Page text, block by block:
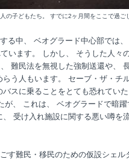
子どもたち。 すでに2ヶ月間をここで過ご
る中、 ベオグラード中心部では、
います。 しかし、 そうした人々の
難民法を無視した強制送還や、
う人もいます。 セーブ・ザ・チ
スに乗ることをとても恐れてい
が、 これは、 ベオグラードで暗
受け入れ施設に関する悪い噂を
す難民・移民のための仮設シェル